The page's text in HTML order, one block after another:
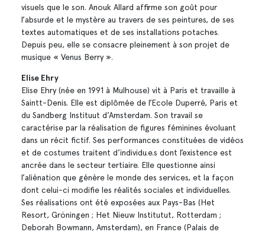
visuels que le son. Anouk Allard affirme son goût pour
l’absurde et le mystère au travers de ses peintures, de ses
textes automatiques et de ses installations potaches.
Depuis peu, elle se consacre pleinement à son projet de
musique « Venus Berry ».
Elise Ehry
Elise Ehry (née en 1991 à Mulhouse) vit à Paris et travaille à
Saintt-Denis. Elle est diplômée de l’Ecole Duperré, Paris et
du Sandberg Instituut d’Amsterdam. Son travail se
caractérise par la réalisation de figures féminines évoluant
dans un récit fictif. Ses performances constituées de vidéos
et de costumes traitent d’individu.e.s dont l’existence est
ancrée dans le secteur tertiaire. Elle questionne ainsi
l’aliénation que génère le monde des services, et la façon
dont celui-ci modifie les réalités sociales et individuelles.
Ses réalisations ont été exposées aux Pays-Bas (Het
Resort, Gröningen ; Het Nieuw Institutut, Rotterdam ;
Deborah Bowmann, Amsterdam), en France (Palais de